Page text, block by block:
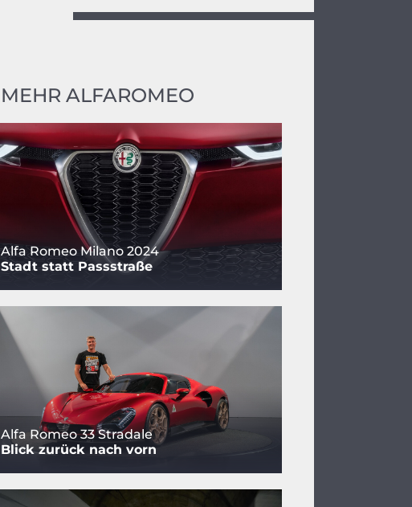
MEHR ALFAROMEO
Alfa Romeo Milano 2024
Stadt statt Passstraße
Alfa Romeo 33 Stradale
Blick zurück nach vorn